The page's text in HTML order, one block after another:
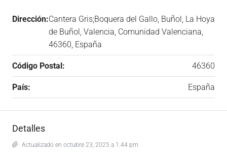
Dirección:Cantera Gris;Boquera del Gallo, Buñol, La Hoya
de Buñol, Valencia, Comunidad Valenciana,
46360, España
Código Postal: 46360
País: España
Detalles
Actualizado en octubre 23, 2025 a 1:44 pm